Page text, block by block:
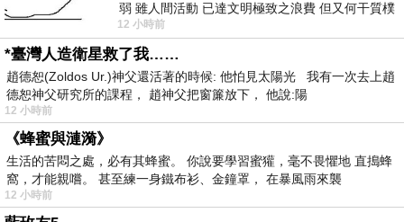
弱 雖人間活動 已達文明極致之浪費 但又何干質樸
者 只能白白陪葬
12 小時前
*臺灣人造衛星救了我……
趙德恕(Zoldos Ur.)神父還活著的時候: 他怕見太陽光 我有一次去上趙
德恕神父研究所的課程， 趙神父把窗簾放下， 他說:陽
12 小時前
《蜂蜜與漣漪》
生活的苦悶之處，必有其蜂蜜。 你說要學習蜜獾，毫不畏懼地 直搗蜂
窩，才能親嚐。 甚至練一身鐵布衫、金鐘罩， 在暴風雨來襲
12 小時前